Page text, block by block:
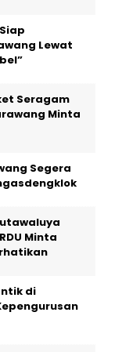
Lewat
Seragam
Minta
Segera
Minta
di